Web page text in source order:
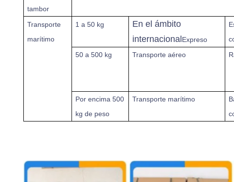
tambor
Transporte
marítimo
1 a 50 kg
En el ámbito
internacional Expreso
50 a 500 kg
Transporte aéreo
Por encima 500
kg de peso
Transporte marítimo